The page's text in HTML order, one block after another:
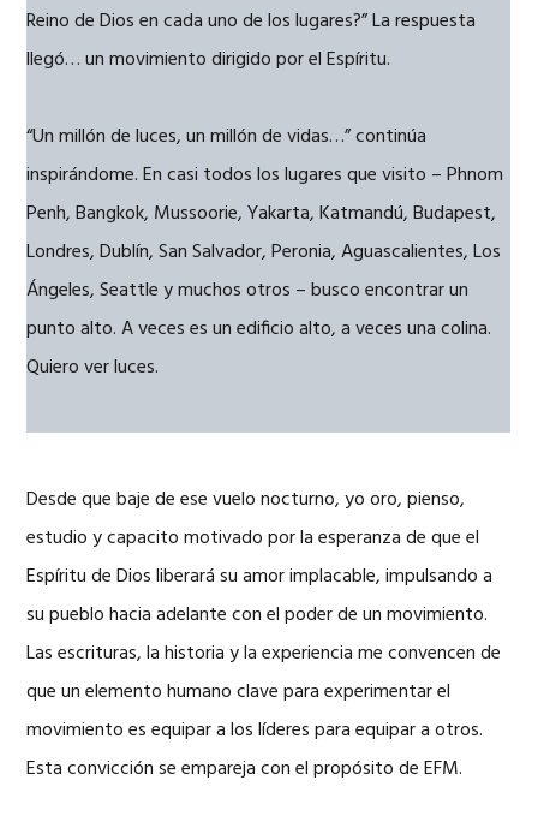
Reino de Dios en cada uno de los lugares?” La respuesta
llegó… un movimiento dirigido por el Espíritu.
“Un millón de luces, un millón de vidas…” continúa
inspirándome. En casi todos los lugares que visito – Phnom
Penh, Bangkok, Mussoorie, Yakarta, Katmandú, Budapest,
Londres, Dublín, San Salvador, Peronia, Aguascalientes, Los
Ángeles, Seattle y muchos otros – busco encontrar un
punto alto. A veces es un edificio alto, a veces una colina.
Quiero ver luces.
Desde que baje de ese vuelo nocturno, yo oro, pienso,
estudio y capacito motivado por la esperanza de que el
Espíritu de Dios liberará su amor implacable, impulsando a
su pueblo hacia adelante con el poder de un movimiento.
Las escrituras, la historia y la experiencia me convencen de
que un elemento humano clave para experimentar el
movimiento es equipar a los líderes para equipar a otros.
Esta convicción se empareja con el propósito de EFM.